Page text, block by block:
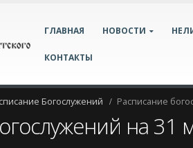
ГЛАВНАЯ НОВОСТИ
КОНТАКТЫ
Богослужений Расписание
на